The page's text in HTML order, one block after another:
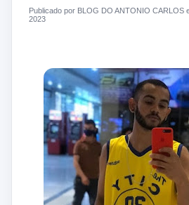
Publicado por BLOG DO ANTONIO CARLOS
2023